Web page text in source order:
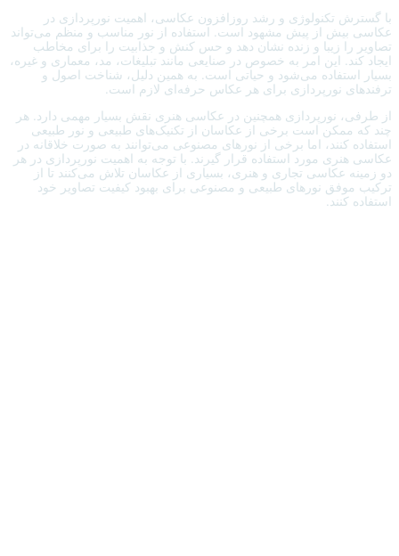
با گسترش تکنولوژی و رشد روزافزون عکاسی، اهمیت نورپردازی در
عکاسی بیش از پیش مشهود است. استفاده از نور مناسب و منظم می‌تواند
تصاویر را زیبا و زنده نشان دهد و حس کنش و جذابیت را برای مخاطب
ایجاد کند. این امر به خصوص در صنایعی مانند تبلیغات، مد، معماری و غیره،
بسیار استفاده می‌شود و حیاتی است. به همین دلیل، شناخت اصول و
ترفندهای نورپردازی برای هر عکاس حرفه‌ای لازم است.
از طرفی، نورپردازی همچنین در عکاسی هنری نقش بسیار مهمی دارد. هر
چند که ممکن است برخی از عکاسان از تکنیک‌های طبیعی و نور طبیعی
استفاده کنند، اما برخی از نورهای مصنوعی می‌توانند به صورت خلاقانه در
عکاسی هنری مورد استفاده قرار گیرند. با توجه به اهمیت نورپردازی در هر
دو زمینه عکاسی تجاری و هنری، بسیاری از عکاسان تلاش می‌کنند تا از
ترکیب موفق نورهای طبیعی و مصنوعی برای بهبود کیفیت تصاویر خود
استفاده کنند.